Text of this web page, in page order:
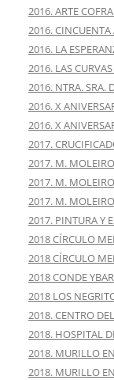
2016. ARTE
2016.
2016. LA
2016. LAS
2016. NTRA. SRA.
2016. X
2016. X
2017.
2017. M.
2017. M.
2017. M.
2017. PINTURA Y
2018 CÍRCULO
2018 CÍRCULO
2018 CONDE
2018 LOS
2018. CENTRO
2018. HOSPITAL
2018. MURILLO
2018. MURILLO